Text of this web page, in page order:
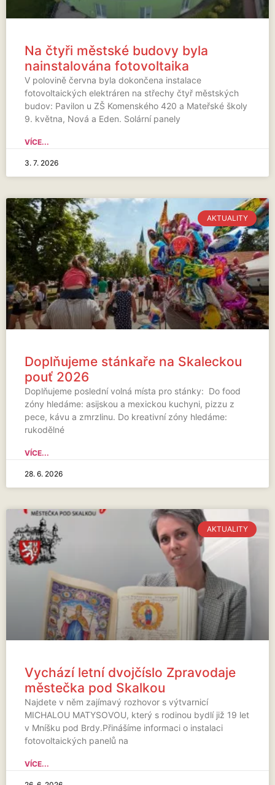
Na čtyři městské budovy byla
nainstalována fotovoltaika
V polovině června byla dokončena instalace
fotovoltaických elektráren na střechy čtyř městských
budov: Pavilon u ZŠ Komenského 420 a Mateřské školy
9. května, Nová a Eden. Solární panely
VÍCE...
3. 7. 2026
AKTUALITY
Doplňujeme stánkaře na Skaleckou
pouť 2026
Doplňujeme poslední volná místa pro stánky: Do food
zóny hledáme: asijskou a mexickou kuchyni, pizzu z
pece, kávu a zmrzlinu. Do kreativní zóny hledáme:
rukodělné
VÍCE...
28. 6. 2026
AKTUALITY
Vychází letní dvojčíslo Zpravodaje
městečka pod Skalkou
Najdete v něm zajímavý rozhovor s výtvarnicí
MICHALOU MATYSOVOU, který s rodinou bydlí již 19 let
v Mníšku pod Brdy.Přinášíme informaci o instalaci
fotovoltaických panelů na
VÍCE...